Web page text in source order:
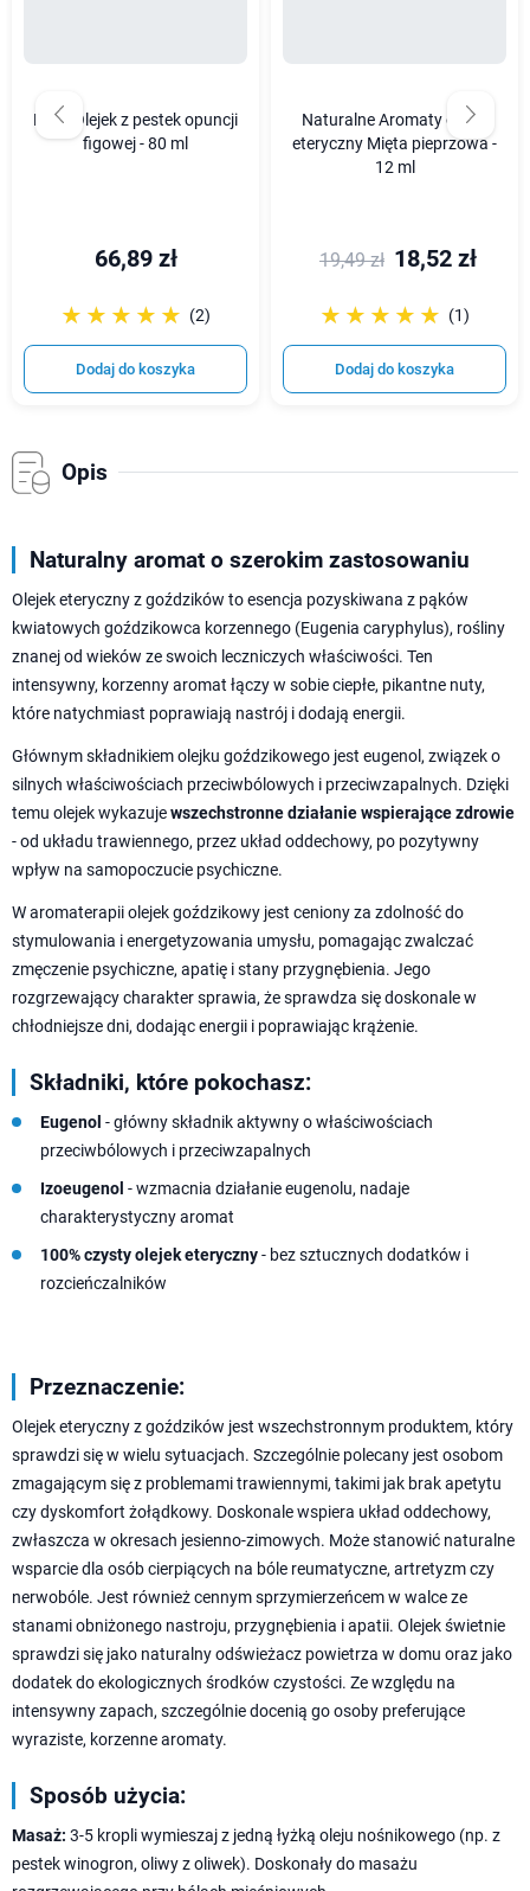
Najel Olejek z pestek opuncji
figowej - 80 ml
66,89 zł
☆☆☆☆☆
★★★★★ (2)
Dodaj do koszyka
Naturalne Aromaty olejek
eteryczny Mięta pieprzowa -
12 ml
19,49 zł 18,52 zł
☆☆☆☆☆
★★★★★ (1)
Dodaj do koszyka
Opis
Naturalny aromat o szerokim zastosowaniu
Olejek eteryczny z goździków to esencja pozyskiwana z pąków
kwiatowych goździkowca korzennego (Eugenia caryphylus), rośliny
znanej od wieków ze swoich leczniczych właściwości. Ten
intensywny, korzenny aromat łączy w sobie ciepłe, pikantne nuty,
które natychmiast poprawiają nastrój i dodają energii.
Głównym składnikiem olejku goździkowego jest eugenol, związek o
silnych właściwościach przeciwbólowych i przeciwzapalnych. Dzięki
temu olejek wykazujewszechstronne działanie wspierające zdrowie
- od układu trawiennego, przez układ oddechowy, po pozytywny
wpływ na samopoczucie psychiczne.
W aromaterapii olejek goździkowy jest ceniony za zdolność do
stymulowania i energetyzowania umysłu, pomagając zwalczać
zmęczenie psychiczne, apatię i stany przygnębienia. Jego
rozgrzewający charakter sprawia, że sprawdza się doskonale w
chłodniejsze dni, dodając energii i poprawiając krążenie.
Składniki, które pokochasz:
Eugenol - główny składnik aktywny o właściwościach
przeciwbólowych i przeciwzapalnych
Izoeugenol - wzmacnia działanie eugenolu, nadaje
charakterystyczny aromat
100% czysty olejek eteryczny- bez sztucznych dodatków i
rozcieńczalników
Przeznaczenie:
Olejek eteryczny z goździków jest wszechstronnym produktem, który
sprawdzi się w wielu sytuacjach. Szczególnie polecany jest osobom
zmagającym się z problemami trawiennymi, takimi jak brak apetytu
czy dyskomfort żołądkowy. Doskonale wspiera układ oddechowy,
zwłaszcza w okresach jesienno-zimowych. Może stanowić naturalne
wsparcie dla osób cierpiących na bóle reumatyczne, artretyzm czy
nerwobóle. Jest również cennym sprzymierzeńcem w walce ze
stanami obniżonego nastroju, przygnębienia i apatii. Olejek świetnie
sprawdzi się jako naturalny odświeżacz powietrza w domu oraz jako
dodatek do ekologicznych środków czystości. Ze względu na
intensywny zapach, szczególnie docenią go osoby preferujące
wyraziste, korzenne aromaty.
Sposób użycia:
Masaż: 3-5 kropli wymieszaj z jedną łyżką oleju nośnikowego (np. z
pestek winogron, oliwy z oliwek). Doskonały do masażu